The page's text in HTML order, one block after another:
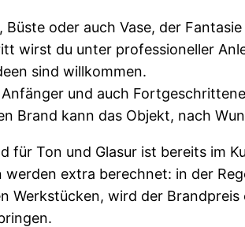
Büste oder auch Vase, der
wirst du unter professioneller
sind willkommen.
und auch
Brand kann das Objekt, nach
für Ton und Glasur ist bereits im
werden extra berechnet: in der
Werkstücken, wird der